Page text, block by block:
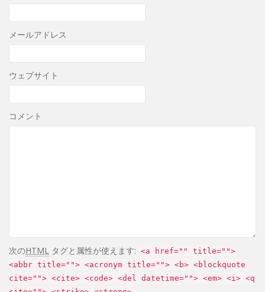
メールアドレス
ウェブサイト
コメント
次のHTML タグと属性が使えます: <a href="" title="">
<abbr title=""> <acronym title=""> <b> <blockquote
cite=""> <cite> <code> <del datetime=""> <em> <i> <q